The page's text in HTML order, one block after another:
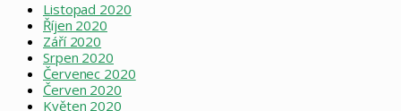
Listopad 2020
Říjen 2020
Září 2020
Srpen 2020
Červenec 2020
Červen 2020
Květen 2020